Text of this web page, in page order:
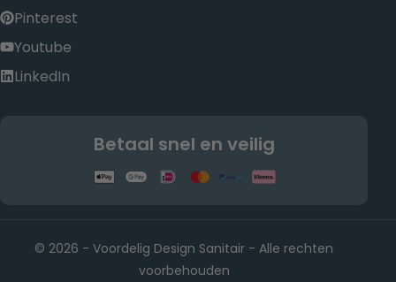
Pinterest
Youtube
LinkedIn
Betaal snel en veilig
© 2026 - Voordelig Design Sanitair - Alle rechten
voorbehouden